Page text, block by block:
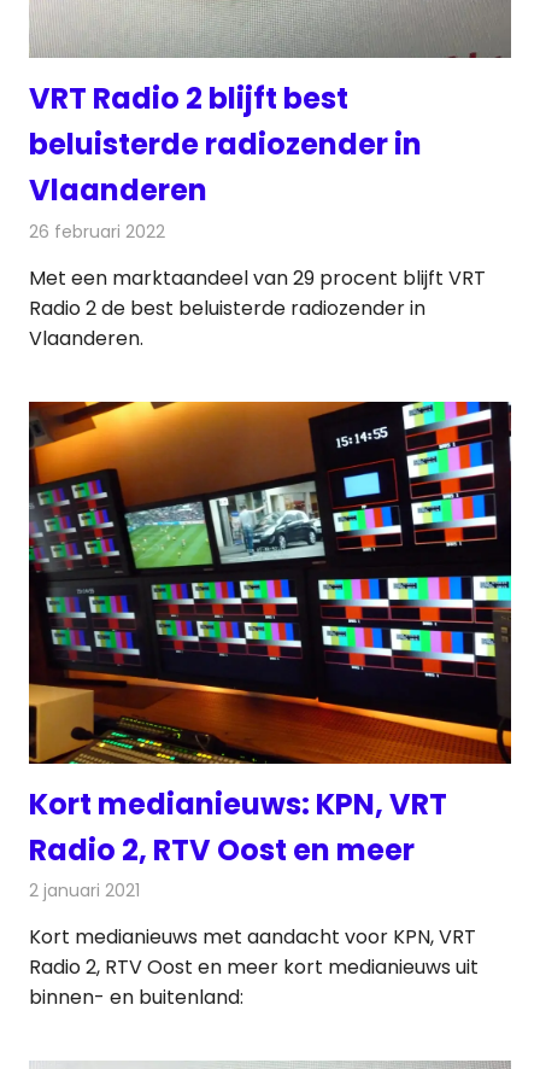
VRT Radio 2 blijft best
beluisterde radiozender in
Vlaanderen
26 februari 2022
Met een marktaandeel van 29 procent blijft VRT
Radio 2 de best beluisterde radiozender in
Vlaanderen.
Kort medianieuws: KPN, VRT
Radio 2, RTV Oost en meer
2 januari 2021
Kort medianieuws met aandacht voor KPN, VRT
Radio 2, RTV Oost en meer kort medianieuws uit
binnen- en buitenland: